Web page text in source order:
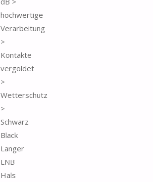
hochwertige
Verarbeitung
>
Kontakte
vergoldet
>
Wetterschutz
>
Schwarz
Black
Langer
LNB
Hals